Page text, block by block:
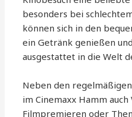
besonders bei
können sich in den
ein Getränk genießen
ausgestattet in die Welt
Neben den
im Cinemaxx Hamm
Filmpremieren oder